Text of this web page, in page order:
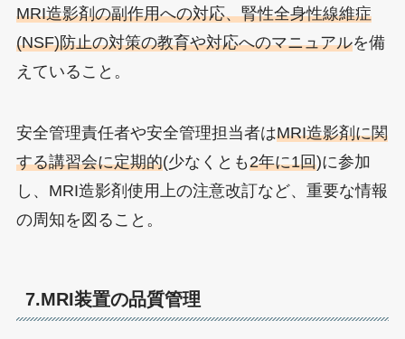
MRI造影剤の副作用への対応、腎性全身性線維症
(NSF)防止の対策の教育や対応へのマニュアルを備
えていること。
安全管理責任者や安全管理担当者はMRI造影剤に関
する講習会に定期的(少なくとも2年に1回)に参加
し、MRI造影剤使用上の注意改訂など、重要な情報
の周知を図ること。
7.MRI装置の品質管理